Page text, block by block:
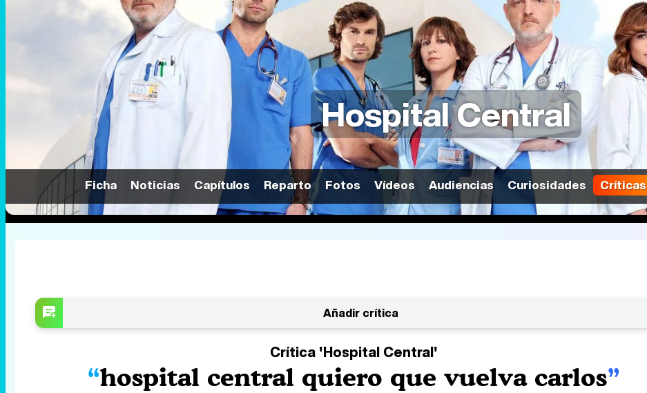
Hospital Central
Ficha Noticias Capítulos Reparto Fotos Vídeos Audiencias Curiosidades Críticas
Añadir crítica
Crítica 'Hospital Central'
hospital central quiero que vuelva carlos